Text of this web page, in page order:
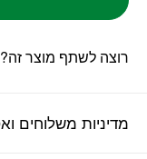
מדיניות משלוחים
רוצה לשתף מוצר זה?